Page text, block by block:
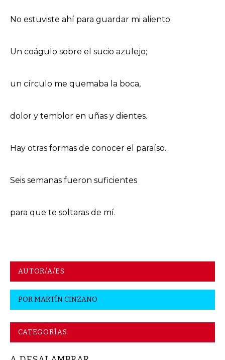
No estuviste ahí para guardar mi aliento.
Un coágulo sobre el sucio azulejo;
un círculo me quemaba la boca,
dolor y temblor en uñas y dientes.
Hay otras formas de conocer el paraíso.
Seis semanas fueron suficientes
para que te soltaras de mí.
AUTOR/A/ES
PORMARTÍN CINZANO
CATEGORÍAS